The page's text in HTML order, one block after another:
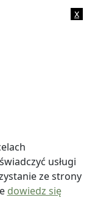
x
usługi
ze strony
dowiedz się